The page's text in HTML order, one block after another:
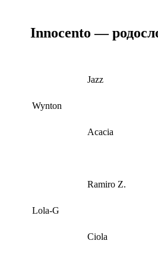
Innocento —
Wynton
Jazz
Acacia
Lola-G
Ramiro Z.
Ciola